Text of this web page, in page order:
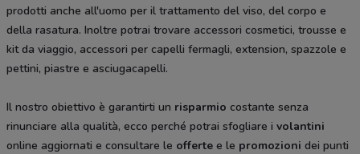
prodotti anche all'uomo per il trattamento del viso, del corpo e
della rasatura. Inoltre potrai trovare accessori cosmetici, trousse e
kit da viaggio, accessori per capelli fermagli, extension, spazzole e
pettini, piastre e asciugacapelli.
Il nostro obiettivo è garantirti un risparmio costante senza
rinunciare alla qualità, ecco perché potrai sfogliare i volantini
online aggiornati e consultare le offerte e le promozioni dei punti